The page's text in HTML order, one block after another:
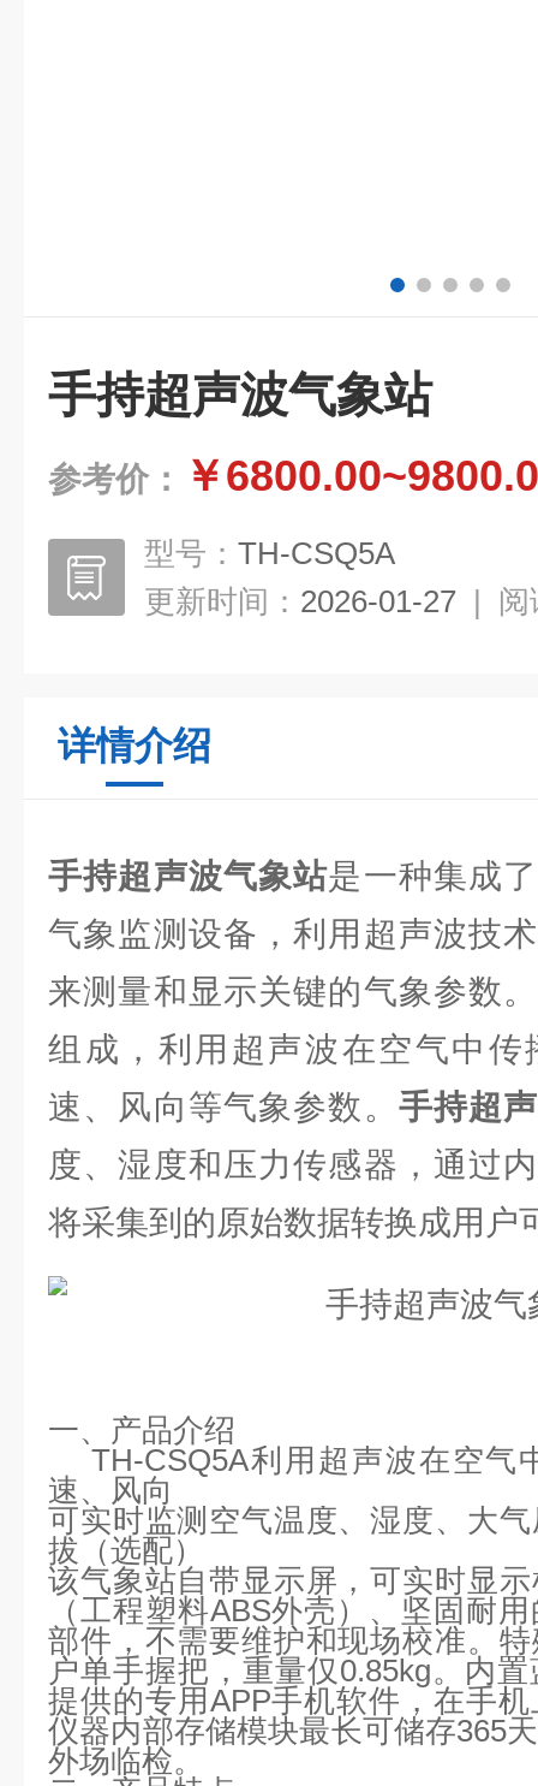
手持超声波气象站
参考价： ￥
型号： TH-CSQ5A
更新时间： 2026-01-27 | 阅
详情介绍
手持超声波气象站是一种集成
气象监测设备，利用超声波技
来测量和显示关键的气象参数
组成，利用超声波在空气中传
速、风向等气象参数。 手持超
度、湿度和压力传感器，通过
将采集到的原始数据转换成用户
一、产品介绍
TH-CSQ5A利用超声波在空气
速、风向
可实时监测空气温度、湿度、大
拔（选配）
该气象站自带显示屏，可实时显
（工程塑料ABS外壳）、坚固耐
部件，不需要维护和现场校准。
户单手握把，重量仅0.85kg。内
提供的专用APP手机软件，在手
仪器内部存储模块最长可储存365
外场临检。